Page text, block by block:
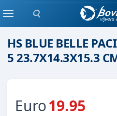
Zoeken
MenuKeramiek/ kunststof
HS BLUE BELLE
5 23.7X14.3X15.3
Euro19.95